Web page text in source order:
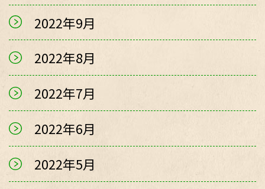
2022年9月
2022年8月
2022年7月
2022年6月
2022年5月